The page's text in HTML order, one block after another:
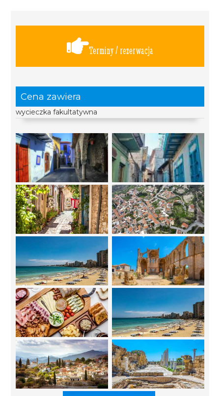
Terminy / rezerwacja
Cena zawiera
wycieczka fakultatywna